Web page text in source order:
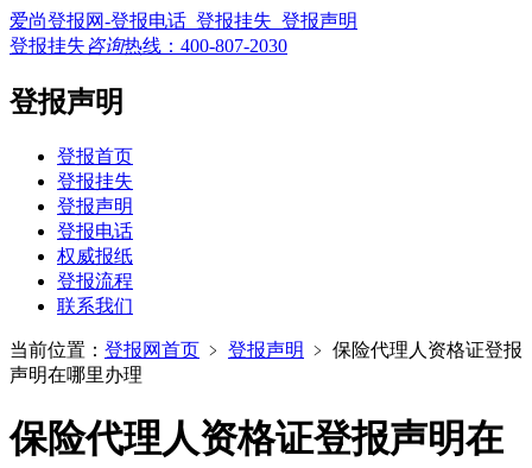
爱尚登报网-登报电话_登报挂失_登报声明
登报挂失咨询热线： 400-807-2030
登报声明
登报首页
登报挂失
登报声明
登报电话
权威报纸
登报流程
联系我们
当前位置： 登报网首页 ﹥ 登报声明 ﹥ 保险代理人资格证登报
声明在哪里办理
保险代理人资格证登报声明在